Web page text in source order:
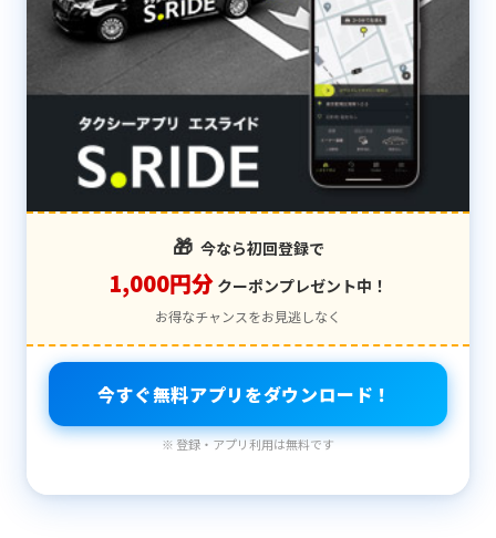
🎁 今なら初回登録で
1,000円分 クーポンプレゼント中！
お得なチャンスをお見逃しなく
今すぐ無料アプリをダウンロード！
※ 登録・アプリ利用は無料です